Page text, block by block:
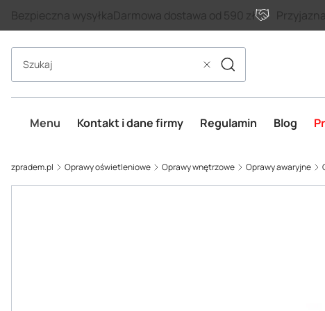
Bezpieczna wysyłkaDarmowa dostawa od 590 zł
WyczyśćSzukaj
Menu Kontakt i dane firmy Regulamin Blog
zpradem.pl Oprawy oświetleniowe Oprawy wnętrzowe Oprawy awaryjne